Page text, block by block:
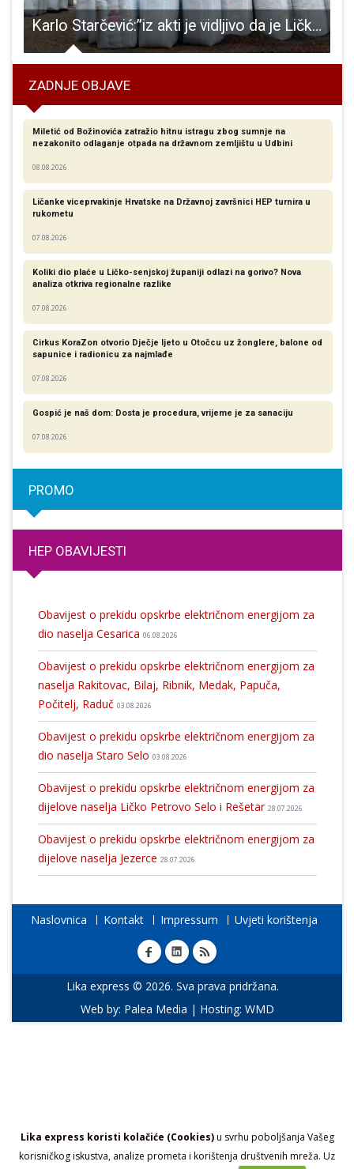
Lika express koristi kolačiće (Cookies)u svrhu poboljšanja Vašeg
korisničkog iskustva, analize prometa i korištenja društvenih mreža. Uz
Karlo Starčević:”iz akti je vidljivo da je Ličko – senjska županija izdala 10. listopada 2022. godine dozvolu za oporabu (reciklažu) neopasnog otpada a ne Grad Gospić ili gradonačelnik Karlo Starčević”
ZADNJE OBJAVE
Miletić od Božinovića zatražio hitnu istragu zbog sumnje na
nezakonito odlaganje otpada na državnom zemljištu u Udbini
08.08.2026
Ličanke viceprvakinje Hrvatske na Državnoj završnici HEP turnira u
rukometu
07.08.2026
Koliki dio plaće u Ličko-senjskoj županiji odlazi na gorivo? Nova
analiza otkriva regionalne razlike​
07.08.2026
Cirkus KoraZon otvorio Dječje ljeto u Otočcu uz žonglere, balone od
sapunice i radionicu za najmlađe
07.08.2026
Gospić je naš dom: Dosta je procedura, vrijeme je za sanaciju
07.08.2026
PROMO
HEP OBAVIJESTI
Obavijest o prekidu opskrbe električnom energijom za
dio naselja Cesarica 06.08.2026
Obavijest o prekidu opskrbe električnom energijom za
naselja Rakitovac, Bilaj, Ribnik, Medak, Papuča,
Počitelj, Raduč 03.08.2026
Obavijest o prekidu opskrbe električnom energijom za
dio naselja Staro Selo 03.08.2026
Obavijest o prekidu opskrbe električnom energijom za
dijelove naselja Ličko Petrovo Selo i Rešetar 28.07.2026
Obavijest o prekidu opskrbe električnom energijom za
dijelove naselja Jezerce 28.07.2026
Naslovnica Kontakt Impressum Uvjeti korištenja
Lika express © 2026. Sva prava pridržana.
Web by: Palea Media | Hosting: WMD